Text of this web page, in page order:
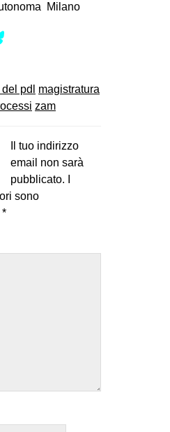
Milano
pdl
magistratura
zam
Il tuo indirizzo
email non sarà
pubblicato.
sono
*